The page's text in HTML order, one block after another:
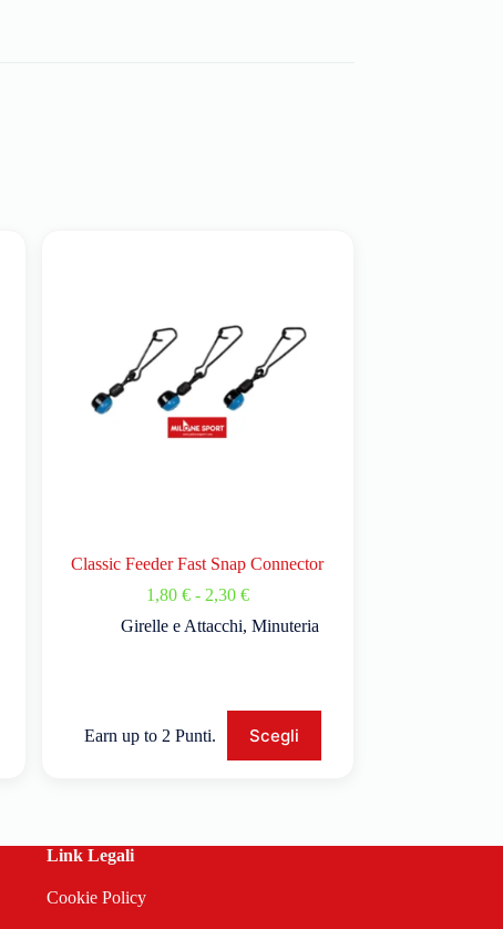
Classic Feeder Fast Snap Connector
1,80 € - 2,30 €
Girelle e Attacchi, Minuteria
Earn up to 2 Punti. Scegli
Link Legali
Cookie Policy